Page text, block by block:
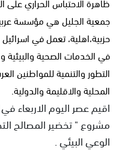
جمعية الجليل هي مؤسسة
حزبية،اهلية، تعمل في
في الخدمات الصحية والبيئية
التطور والتنمية للمواطنين
المحلية والاقليمة والدولية.
اقيم عصر اليوم الاربعاء
مشروع " تخضير المصالح
الوعي البيئي .